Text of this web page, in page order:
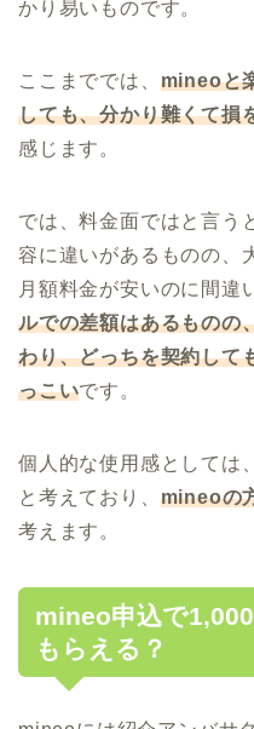
かり易いものです。
ここまででは、 mineoと
しても、分かり難くて損
感じます。
では、料金面ではと言う
容に違いがあるものの、
月額料金が安いのに間違
ルでの差額はあるものの
わり、どっちを契約して
っこいです。
個人的な使用感としては
と考えており、 mineoの
考えます。
mineo申込で
もらえる？